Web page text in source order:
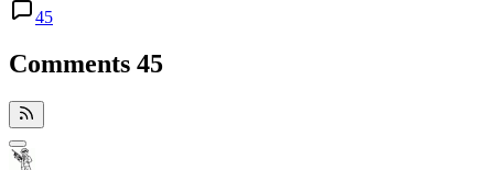
45
Comments 45